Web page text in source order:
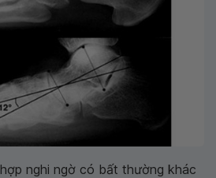
nghi ngờ có bất thường khác